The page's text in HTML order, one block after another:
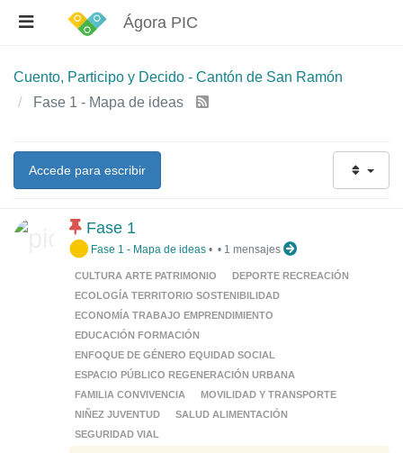
Ágora PIC
Cuento, Participo y Decido - Cantón de San Ramón
Fase 1 - Mapa de ideas
Accede para escribir
Fase 1
Fase 1 - Mapa de ideas •
CULTURA ARTE PATRIMONIO
DEPORTE RECREACIÓN
ECOLOGÍA TERRITORIO SOSTENIBILIDAD
ECONOMÍA TRABAJO EMPRENDIMIENTO
EDUCACIÓN FORMACIÓN
ENFOQUE DE GÉNERO EQUIDAD SOCIAL
ESPACIO PÚBLICO REGENERACIÓN URBANA
FAMILIA CONVIVENCIA
MOVILIDAD Y TRANSPORTE
NIÑEZ JUVENTUD
SALUD ALIMENTACIÓN
SEGURIDAD VIAL
• 1 mensajes